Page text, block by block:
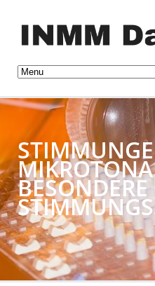
BESONDERE